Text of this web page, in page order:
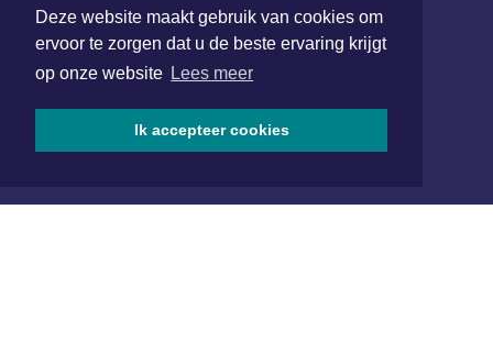
Deze website maakt gebruik van cookies om
ervoor te zorgen dat u de beste ervaring krijgt
op onze website Lees meer
Ik accepteer cookies
1701 BZ Heerhugowaard
072 8200 600
redactie@xyto.nl
www.xyto.nl
SOCIAL MEDIA